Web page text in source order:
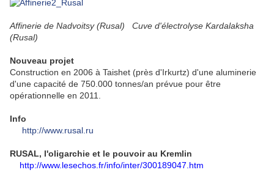
Affinerie de Nadvoitsy (Rusal) Cuve d'électrolyse Kardalaksha
(Rusal)
Nouveau projet
Construction en 2006 à Taishet (près d'Irkurtz) d'une aluminerie
d'une capacité de 750.000 tonnes/an prévue pour être
opérationnelle en 2011.
Info
http://www.rusal.ru
RUSAL, l'oligarchie et le pouvoir au Kremlin
http://www.lesechos.fr/info/inter/300189047.htm